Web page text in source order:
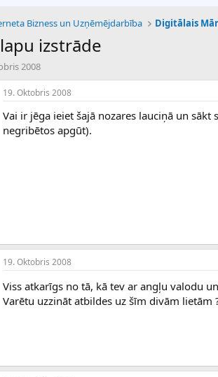
Bizness un Uzņēmējdarbība
izstrāde
2008
19. Oktobris 2008
Vai ir jēga ieiet šajā nozares lauciņā un
negribētos apgūt).
19. Oktobris 2008
Viss atkarīgs no tā, kā tev ar angļu valodu
Varētu uzzināt atbildes uz šīm divām lietām